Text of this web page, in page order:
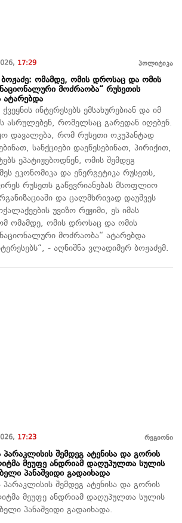
17:29 პოლიტიკა
ომამდე, ომის დროსაც და ომის
მოძრაობა“ რუსეთის
ატარებდა
ქვეყნის ინტერესებს ემსახურებიან და იმ
ასრულებენ, რომელსაც გარედან იღებენ.
დავალება, რომ რუსეთი ოკუპანტად
სანქციები დაეწესებინათ, პირიქით,
ეპატიჟებოდნენ, ომის შემდეგ
ეკონომიკა და ენერგეტიკა რუსეთს,
რუსეთს გაწევრიანებას მსოფლიო
და ცალმხრივად დაუშვეს
უვიზო რეჟიმი, ეს იმას
ომამდე, ომის დროსაც და ომის
მოძრაობა“ ატარებდა
- აღნიშნა ვლადიმერ ბოჟაძემ.
17:23 რეგიონი
პარაკლისის შემდეგ ატენისა და გორის
მეუფე ანდრიამ დაღუპულთა სულის
პანაშვიდი გადაიხადა
პარაკლისის შემდეგ ატენისა და გორის
მეუფე ანდრიამ დაღუპულთა სულის
პანაშვიდი გადაიხადა.